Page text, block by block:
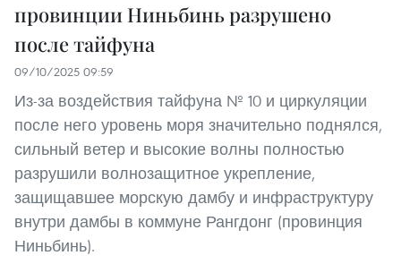
провинции Ниньбинь разрушено
после тайфуна
09/10/2025 09:59
Из-за воздействия тайфуна № 10 и циркуляции
после него уровень моря значительно поднялся,
сильный ветер и высокие волны полностью
разрушили волнозащитное укрепление,
защищавшее морскую дамбу и инфраструктуру
внутри дамбы в коммуне Рангдонг (провинция
Ниньбинь).